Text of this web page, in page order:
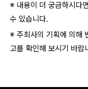
※ 내용이 더 궁금하시다
수 있습니다.
※ 주최사의 기획에 의해
고를 확인해 보시기 바랍